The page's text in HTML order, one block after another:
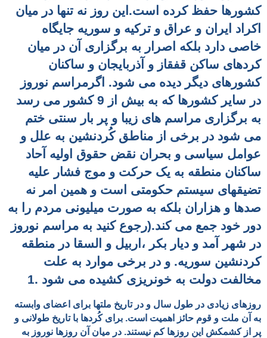
کشورها حفظ کرده است.این روز نه تنها در میان
اکراد ایران و عراق و ترکیه و سوریه جایگاه
خاصی دارد بلکه اصرار به برگزاری آن در میان
کردهای ساکن قفقاز و آذربایجان و ساکنان
کشورهای دیگر دیده می شود. اگرمراسم نوروز
در سایر کشورها که به بیش از 9 کشور می رسد
به برگزاری مراسم های زیبا و پر بار سنتی ختم
می شود در برخی از مناطق کُردنشین به علل و
عوامل سیاسی و بحران نقض حقوق اولیه آحاد
ساکنان منطقه به یک حرکت و موج فشار علیه
تضیقهای سیستم حکومتی است و همین امر نه
صدها و هزاران بلکه به صورت میلیونی مردم را به
دور خود جمع می کند.(رجوع کنید به مراسم نوروز
در شهر آمد و دیار بکر ،اربیل و السقا در منطقه
کردنشین سوریه. و در برخی موارد به علت
مخالفت دولت به خونریزی کشیده می شود .1
روزهای زیادی در طول سال و در تاریخ ملتها برای اعضای وابسته
به آن ملت و قوم حائز اهمیت است. برای کُردها با تاریخ طولانی و
پر از کشمکش این روزها کم نیستند. در میان آن روزها نوروز به